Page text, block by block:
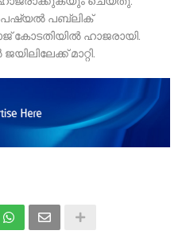
പബ്ലിക്
ഹാജരായി.
മാറ്റി.